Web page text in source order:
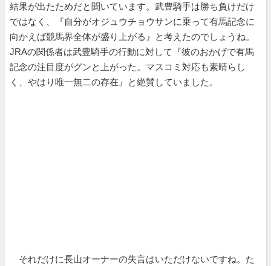
結果が出たためだと聞いています。武豊騎手は勝ち負けだけ
ではなく、『自分がオジュウチョウサンに乗って有馬記念に
向かえば競馬界全体が盛り上がる』と考えたのでしょうね。
JRAの関係者は武豊騎手の行動に対して『彼のおかげで有馬
記念の注目度がグンと上がった。マスコミ対応も素晴らし
く、やはり唯一無二の存在』と絶賛していました。
それだけに長山オーナーの失言はいただけないですね。た